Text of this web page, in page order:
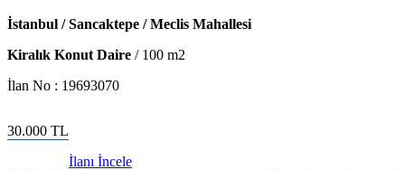
İstanbul / Sancaktepe / Meclis Mahallesi
Kiralık Konut Daire / 100 m2
İlan No : 19693070
30.000 TL
İlanı İncele